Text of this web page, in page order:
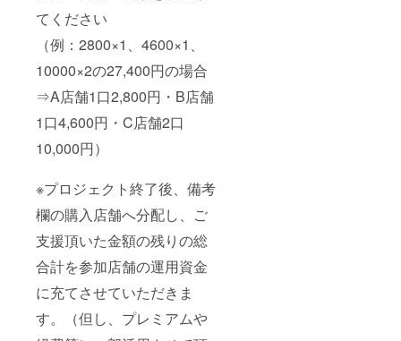
てください
（例：2800×1、4600×1、
10000×2の27,400円の場合
⇒A店舗1口2,800円・B店舗
1口4,600円・C店舗2口
10,000円）
※プロジェクト終了後、備考
欄の購入店舗へ分配し、ご
支援頂いた金額の残りの総
合計を参加店舗の運用資金
に充てさせていただきま
す。（但し、プレミアムや